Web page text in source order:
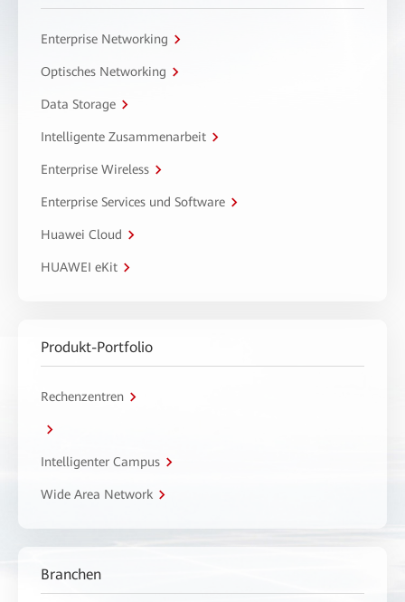
Enterprise Networking
Optisches Networking
Data Storage
Intelligente Zusammenarbeit
Enterprise Wireless
Enterprise Services und Software
Huawei Cloud
HUAWEI eKit
Produkt-Portfolio
Rechenzentren
Intelligenter Campus
Wide Area Network
Branchen